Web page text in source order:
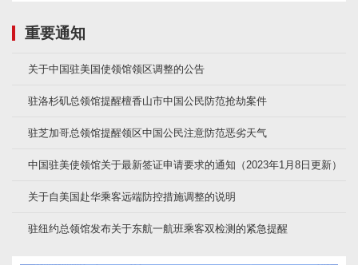
重要通知
关于中国驻美国使领馆领区调整的公告
驻洛杉矶总领馆提醒檀香山市中国公民防范抢劫案件
驻芝加哥总领馆提醒领区中国公民注意防范恶劣天气
中国驻美使领馆关于最新签证申请要求的通知（2023年1月8日更新）
关于自美国赴华乘客远端防控措施调整的说明
驻纽约总领馆发布关于东航一航班乘客双检测的紧急提醒